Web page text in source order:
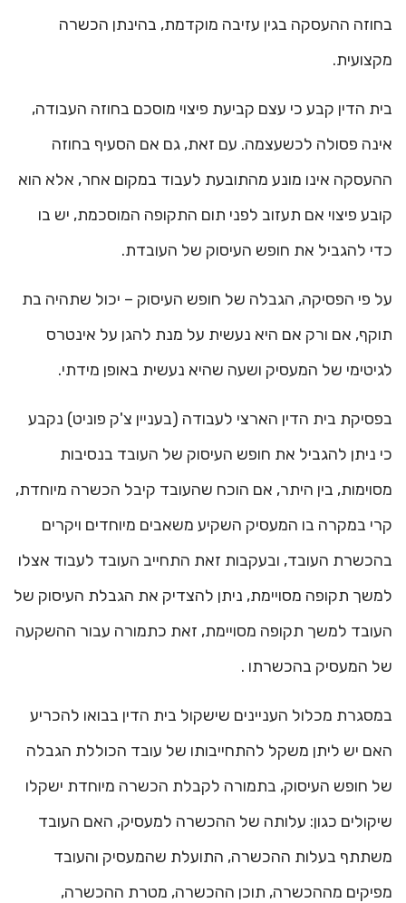
בחוזה ההעסקה בגין עזיבה מוקדמת, בהינתן הכשרה
מקצועית.
בית הדין קבע כי עצם קביעת פיצוי מוסכם בחוזה העבודה,
אינה פסולה לכשעצמה. עם זאת, גם אם הסעיף בחוזה
ההעסקה אינו מונע מהתובעת לעבוד במקום אחר, אלא הוא
קובע פיצוי אם תעזוב לפני תום התקופה המוסכמת, יש בו
כדי להגביל את חופש העיסוק של העובדת.
על פי הפסיקה, הגבלה של חופש העיסוק – יכול שתהיה בת
תוקף, אם ורק אם היא נעשית על מנת להגן על אינטרס
לגיטימי של המעסיק ושעה שהיא נעשית באופן מידתי.
בפסיקת בית הדין הארצי לעבודה (בעניין צ'ק פוניט) נקבע
כי ניתן להגביל את חופש העיסוק של העובד בנסיבות
מסוימות, בין היתר, אם הוכח שהעובד קיבל הכשרה מיוחדת,
קרי במקרה בו המעסיק השקיע משאבים מיוחדים ויקרים
בהכשרת העובד, ובעקבות זאת התחייב העובד לעבוד אצלו
למשך תקופה מסויימת, ניתן להצדיק את הגבלת העיסוק של
העובד למשך תקופה מסויימת, זאת כתמורה עבור ההשקעה
של המעסיק בהכשרתו .
במסגרת מכלול העניינים שישקול בית הדין בבואו להכריע
האם יש ליתן משקל להתחייבותו של עובד הכוללת הגבלה
של חופש העיסוק, בתמורה לקבלת הכשרה מיוחדת ישקלו
שיקולים כגון: עלותה של ההכשרה למעסיק, האם העובד
משתתף בעלות ההכשרה, התועלת שהמעסיק והעובד
מפיקים מההכשרה, תוכן ההכשרה, מטרת ההכשרה,